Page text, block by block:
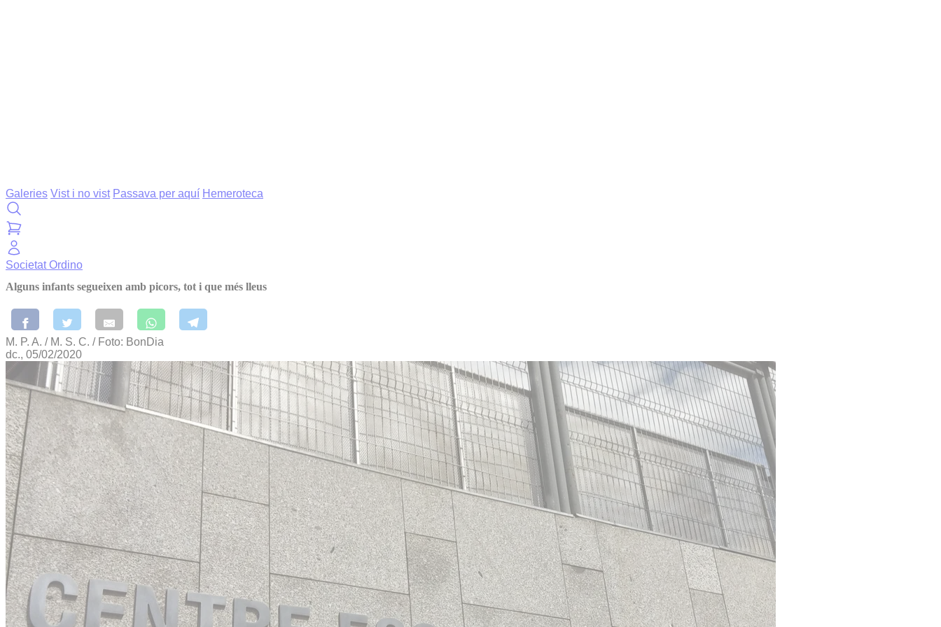
Galeries Vist i no vist Passava per aquí Hemeroteca
SocietatOrdino
Alguns infants segueixen amb picors, tot i que més lleus
M. P. A. / M. S. C. / Foto: BonDia
dc., 05/02/2020